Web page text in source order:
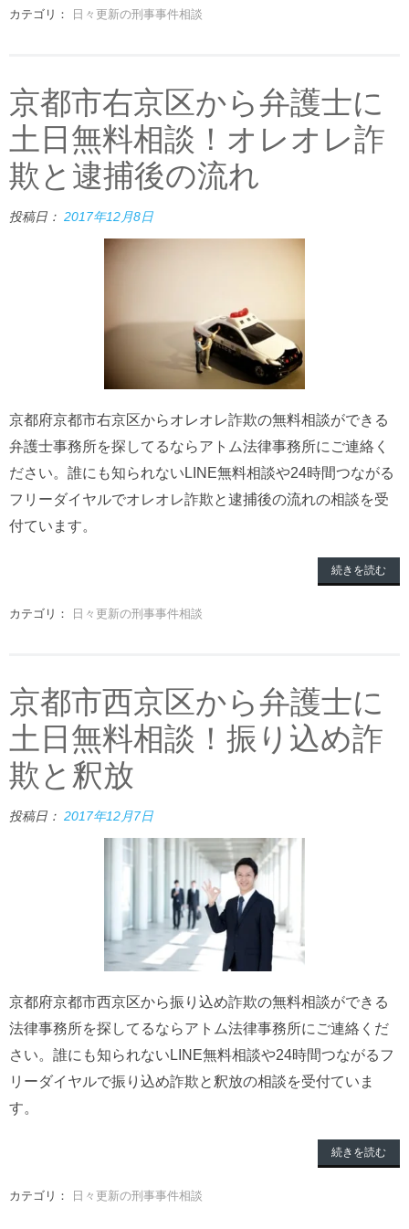
カテゴリ： 日々更新の刑事事件相談
京都市右京区から弁護士に
土日無料相談！オレオレ詐
欺と逮捕後の流れ
投稿日： 2017年12月8日
京都府京都市右京区からオレオレ詐欺の無料相談ができる
弁護士事務所を探してるならアトム法律事務所にご連絡く
ださい。誰にも知られないLINE無料相談や24時間つながる
フリーダイヤルでオレオレ詐欺と逮捕後の流れの相談を受
付ています。
続きを読む
カテゴリ： 日々更新の刑事事件相談
京都市西京区から弁護士に
土日無料相談！振り込め詐
欺と釈放
投稿日： 2017年12月7日
京都府京都市西京区から振り込め詐欺の無料相談ができる
法律事務所を探してるならアトム法律事務所にご連絡くだ
さい。誰にも知られないLINE無料相談や24時間つながるフ
リーダイヤルで振り込め詐欺と釈放の相談を受付ていま
す。
続きを読む
カテゴリ： 日々更新の刑事事件相談